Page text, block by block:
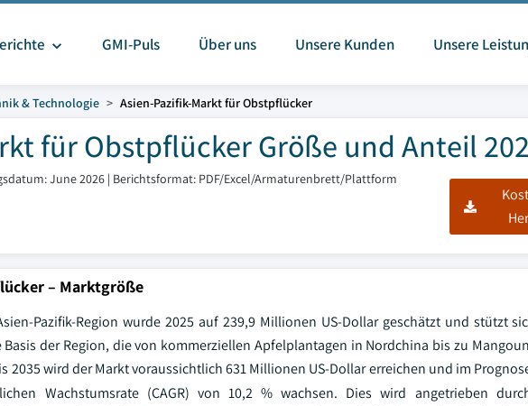
GMI-Puls Über uns Unsere Kunden Unsere
& Technologie Asien-Pazifik-Markt für Obstpflücker
für Obstpflücker Größe und Anteil
June 2026 | Berichtsformat: PDF/Excel/Armaturenbrett/Plattform
– Marktgröße
Pazifik-Region wurde 2025 auf 239,9 Millionen US-Dollar geschätzt und stützt
der Region, die von kommerziellen Apfelplantagen in Nordchina bis zu
2035 wird der Markt voraussichtlich 631 Millionen US-Dollar erreichen und im
Wachstumsrate (CAGR) von 10,2 % wachsen. Dies wird angetrieben